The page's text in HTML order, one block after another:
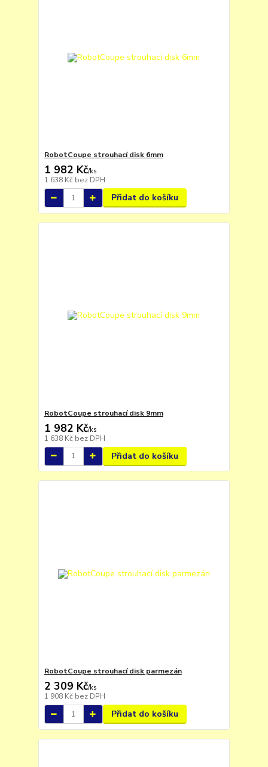
RobotCoupe strouhací disk 6mm
1 982 Kč/ks
1 638 Kč bez DPH
Přidat do košíku
RobotCoupe strouhací disk 9mm
1 982 Kč/ks
1 638 Kč bez DPH
Přidat do košíku
RobotCoupe strouhací disk parmezán
2 309 Kč/ks
1 908 Kč bez DPH
Přidat do košíku